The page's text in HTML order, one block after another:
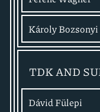
Károly Bozsonyi
TDK AND
Dávid Fülepi